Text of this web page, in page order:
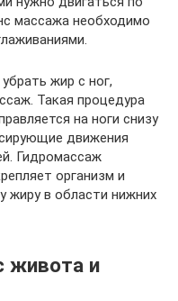
массажа необходимо
жир с ног,
Такая процедура
на ноги снизу
движения
Гидромассаж
организм и
жиру в области нижних
живота и